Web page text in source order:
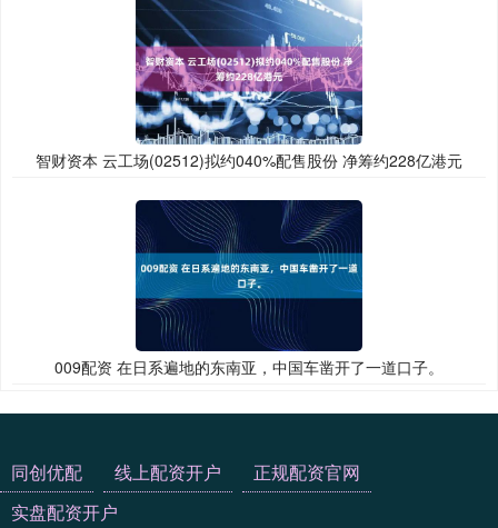
智财资本 云工场(02512)拟约040%配售股份 净筹约228亿港元
009配资 在日系遍地的东南亚，中国车凿开了一道口子。
同创优配 线上配资开户
正规配资官网
实盘配资开户